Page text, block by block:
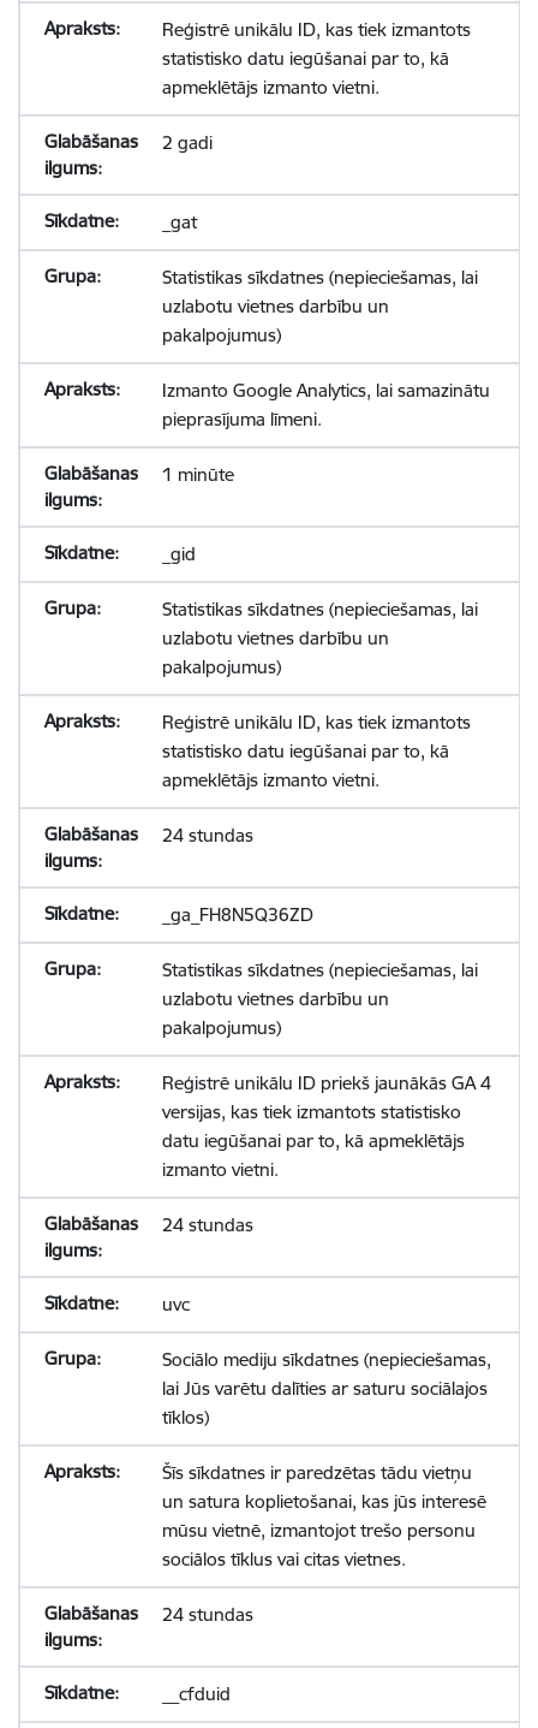
Reģistrē unikālu ID, kas tiek izmantots
statistisko datu iegūšanai par to, kā
apmeklētājs izmanto vietni.
2 gadi
_gat
Statistikas sīkdatnes (nepieciešamas, lai
uzlabotu vietnes darbību un
pakalpojumus)
Izmanto Google Analytics, lai samazinātu
pieprasījuma līmeni.
1 minūte
_gid
Statistikas sīkdatnes (nepieciešamas, lai
uzlabotu vietnes darbību un
pakalpojumus)
Reģistrē unikālu ID, kas tiek izmantots
statistisko datu iegūšanai par to, kā
apmeklētājs izmanto vietni.
24 stundas
_ga_FH8N5Q36ZD
Statistikas sīkdatnes (nepieciešamas, lai
uzlabotu vietnes darbību un
pakalpojumus)
Reģistrē unikālu ID priekš jaunākās GA 4
versijas, kas tiek izmantots statistisko
datu iegūšanai par to, kā apmeklētājs
izmanto vietni.
24 stundas
uvc
Sociālo mediju sīkdatnes (nepieciešamas,
lai Jūs varētu dalīties ar saturu sociālajos
tīklos)
Šīs sīkdatnes ir paredzētas tādu vietņu
un satura koplietošanai, kas jūs interesē
mūsu vietnē, izmantojot trešo personu
sociālos tīklus vai citas vietnes.
24 stundas
__cfduid